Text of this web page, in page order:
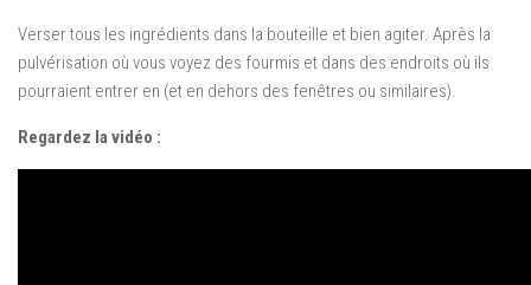
Verser tous les ingrédients dans la bouteille et bien agiter. Après la
pulvérisation où vous voyez des fourmis et dans des endroits où ils
pourraient entrer en (et en dehors des fenêtres ou similaires).
Regardez la vidéo :